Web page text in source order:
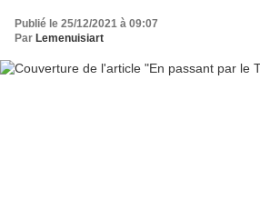
Publié le 25/12/2021 à 09:07
Par Lemenuisiart